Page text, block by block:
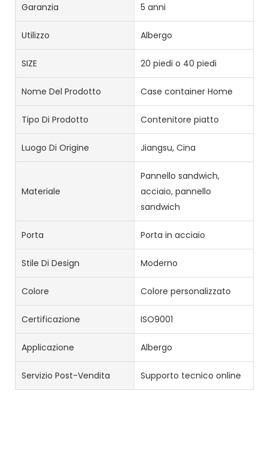
Garanzia 5 anni
Utilizzo Albergo
SIZE 20 piedi o 40 piedi
Nome Del Prodotto Case container Home
Tipo Di Prodotto Contenitore piatto
Luogo Di Origine Jiangsu, Cina
Materiale
Pannello sandwich,
acciaio, pannello
sandwich
Porta Porta in acciaio
Stile Di Design Moderno
Colore Colore personalizzato
Certificazione ISO9001
Applicazione Albergo
Servizio Post-Vendita Supporto tecnico online